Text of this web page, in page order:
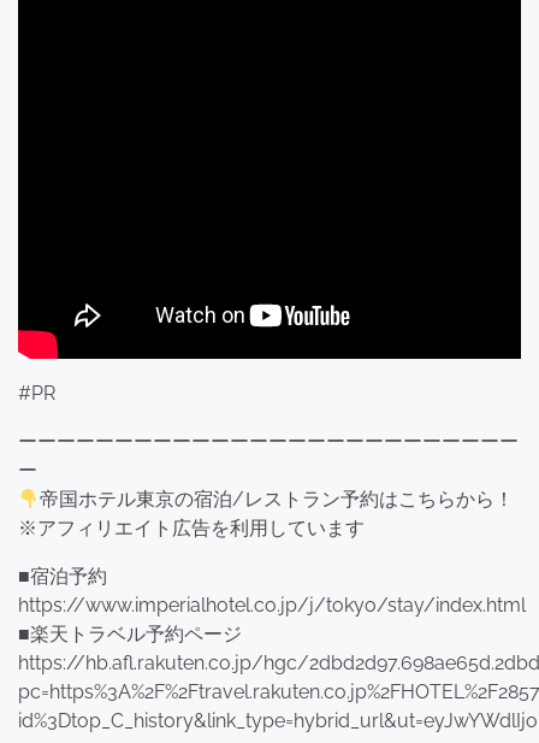
#PR
ーーーーーーーーーーーーーーーーーーーーーーーーーー
ー
帝国ホテル東京の宿泊/レストラン予約はこちらから！
※アフィリエイト広告を利用しています
■宿泊予約
https://www.imperialhotel.co.jp/j/tokyo/stay/index.html
■楽天トラベル予約ページ
https://hb.afl.rakuten.co.jp/hgc/